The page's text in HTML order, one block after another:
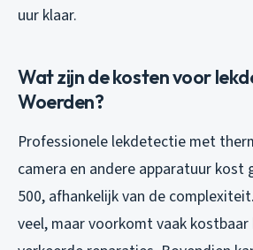
uur klaar.
Wat zijn de kosten voor
Woerden?
Professionele lekdetectie met
camera en andere apparatuur kost
500, afhankelijk van de
veel, maar voorkomt vaak kostbaar